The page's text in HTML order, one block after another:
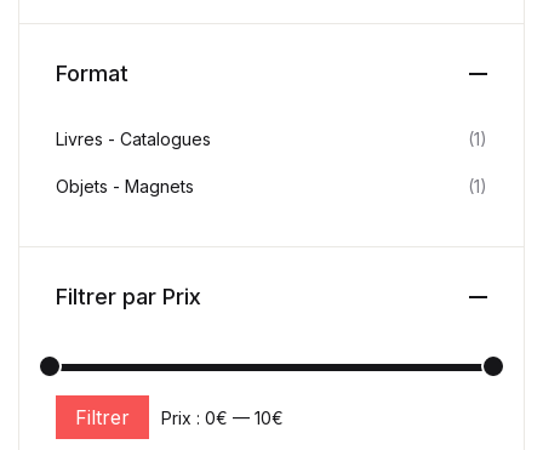
Format
Livres - Catalogues (1)
Objets - Magnets (1)
Filtrer par Prix
Prix min
Prix max
Filtrer Prix : 0€ — 10€